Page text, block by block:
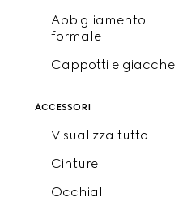
Abbigliamento
formale
Cappotti e giacche
accessori
Visualizza tutto
Cinture
Occhiali